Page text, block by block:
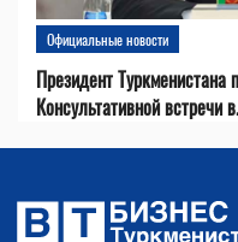
Официальные новости
Президент Туркменистана
Консультативной встречи